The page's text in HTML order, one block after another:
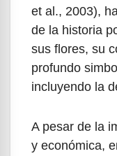
et al., 2003),
de la historia
sus flores, su
profundo
incluyendo la
A pesar de la
y económica,